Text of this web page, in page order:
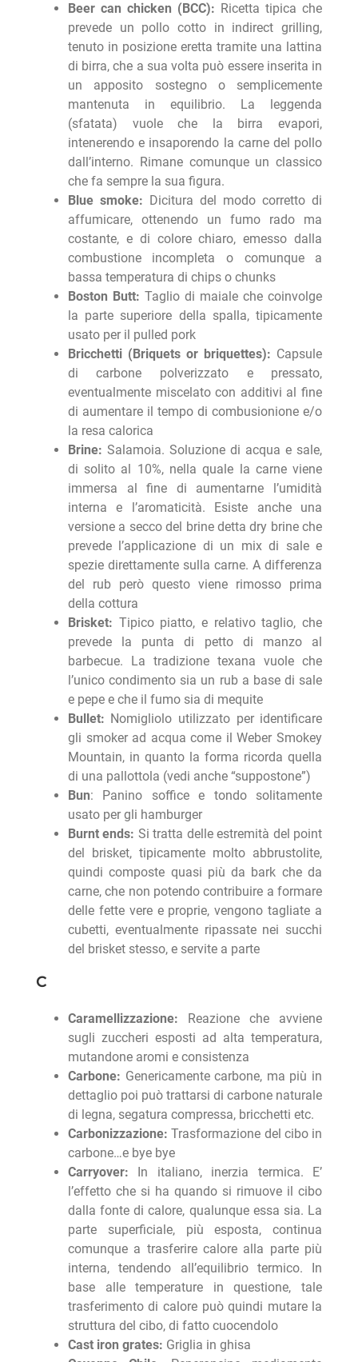
Beer can chicken (BCC): Ricetta tipica che
prevede un pollo cotto in indirect grilling,
tenuto in posizione eretta tramite una lattina
di birra, che a sua volta può essere inserita in
un apposito sostegno o semplicemente
mantenuta in equilibrio. La leggenda
(sfatata) vuole che la birra evapori,
intenerendo e insaporendo la carne del pollo
dall’interno. Rimane comunque un classico
che fa sempre la sua figura.
Blue smoke:
Dicitura del modo corretto di
affumicare, ottenendo un fumo rado ma
costante, e di colore chiaro, emesso dalla
combustione incompleta o comunque a
bassa temperatura di chips o chunks
Boston Butt: Taglio di maiale che coinvolge
la parte superiore della spalla, tipicamente
usato per il pulled pork
Bricchetti (Briquets or briquettes): Capsule
di carbone polverizzato e pressato,
eventualmente miscelato con additivi al fine
di aumentare il tempo di combusionione e/o
la resa calorica
Brine: Salamoia. Soluzione di acqua e sale,
di solito al 10%, nella quale la carne viene
immersa al fine di aumentarne l’umidità
interna e l’aromaticità. Esiste anche una
versione a secco del brine detta dry brine che
prevede l’applicazione di un mix di sale e
spezie direttamente sulla carne. A differenza
del rub però questo viene rimosso prima
della cottura
Brisket: Tipico piatto, e relativo taglio, che
prevede la punta di petto di manzo al
barbecue. La tradizione texana vuole che
l’unico condimento sia un rub a base di sale
e pepe e che il fumo sia di mequite
Bullet: Nomigliolo utilizzato per identificare
gli smoker ad acqua come il Weber Smokey
Mountain, in quanto la forma ricorda quella
di una pallottola (vedi anche “suppostone”)
Bun: Panino soffice e tondo solitamente
usato per gli hamburger
Burnt ends: Si tratta delle estremità del point
del brisket, tipicamente molto abbrustolite,
quindi composte quasi più da bark che da
carne, che non potendo contribuire a formare
delle fette vere e proprie, vengono tagliate a
cubetti, eventualmente ripassate nei succhi
del brisket stesso, e servite a parte
C
Caramellizzazione: Reazione che avviene
sugli zuccheri esposti ad alta temperatura,
mutandone aromi e consistenza
Carbone: Genericamente carbone, ma più in
dettaglio poi può trattarsi di carbone naturale
di legna, segatura compressa, bricchetti etc.
Carbonizzazione: Trasformazione del cibo in
carbone…e bye bye
Carryover: In italiano, inerzia termica. E’
l’effetto che si ha quando si rimuove il cibo
dalla fonte di calore, qualunque essa sia. La
parte superficiale, più esposta, continua
comunque a trasferire calore alla parte più
interna, tendendo all’equilibrio termico. In
base alle temperature in questione, tale
trasferimento di calore può quindi mutare la
struttura del cibo, di fatto cuocendolo
Cast iron grates: Griglia in ghisa